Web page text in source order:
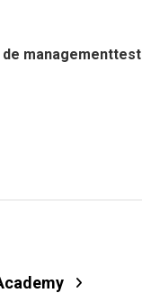
managementtest